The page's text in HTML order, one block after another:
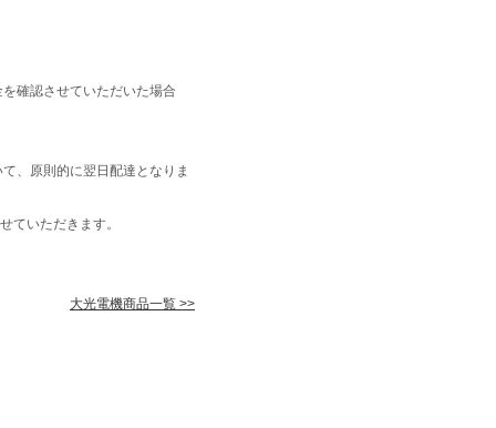
確認させていただいた場合
、原則的に翌日配達となりま
ていただきます。
大光電機商品一覧 >>